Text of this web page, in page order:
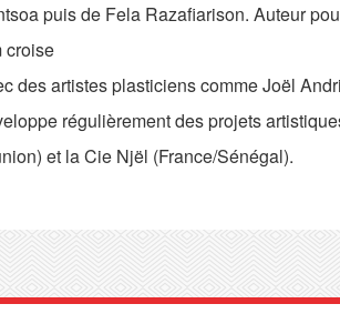
puis de Fela Razafiarison. Auteur
croise
des artistes plasticiens comme Joël
régulièrement des projets
et la Cie Njël (France/Sénégal).